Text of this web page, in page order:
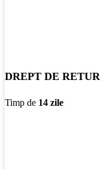
DREPT DE RETUR
Timp de 14 zile